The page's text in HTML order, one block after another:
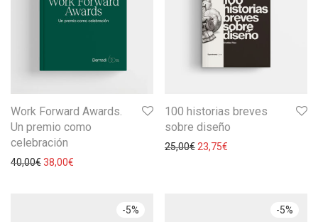
Work Forward Awards.
Un premio como
celebración
40,00€38,00€
100 historias breves
sobre diseño
25,00€23,75€
-5% -5%